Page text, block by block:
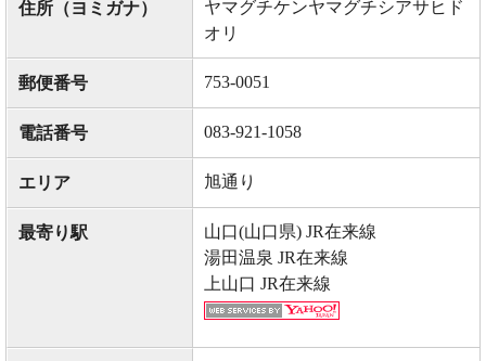
住所（ヨミガナ）
ヤマグチケンヤマグチシアサヒド
オリ
郵便番号 753-0051
電話番号 083-921-1058
エリア 旭通り
最寄り駅
山口(山口県) JR在来線
湯田温泉 JR在来線
上山口 JR在来線